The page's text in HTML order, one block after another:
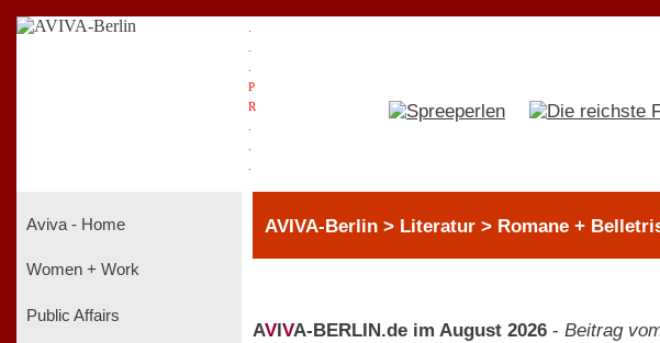
P
R
Aviva - Home
Women + Work
Public Affairs
AVIVA-Berlin > Literatur > Romane +
AV VA-BERLIN.de im August 2026 - Beitrag